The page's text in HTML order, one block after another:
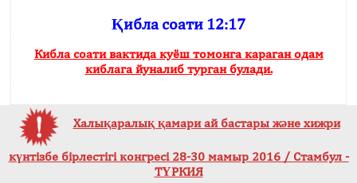
Қибла соати 12:17
Кибла соати вактида куёш томонга караган одам
киблага йуналиб турган булади.
Халықаралық қамари ай бастары және хижри
күнтізбе бірлестігі конгресі 28-30 мамыр 2016 / Стамбул -
ТҮРКИЯ